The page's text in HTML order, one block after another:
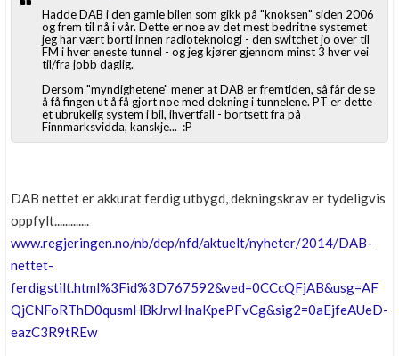
Hadde DAB i den gamle bilen som gikk på "knoksen" siden 2006
og frem til nå i vår. Dette er noe av det mest bedritne systemet
jeg har vært borti innen radioteknologi - den switchet jo over til
FM i hver eneste tunnel - og jeg kjører gjennom minst 3 hver vei
til/fra jobb daglig.
Dersom "myndighetene" mener at DAB er fremtiden, så får de se
å få fingen ut å få gjort noe med dekning i tunnelene. PT er dette
et ubrukelig system i bil, ihvertfall - bortsett fra på
Finnmarksvidda, kanskje... :P
DAB nettet er akkurat ferdig utbygd, dekningskrav er tydeligvis
oppfylt.............
www.regjeringen.no/nb/dep/nfd/aktuelt/nyheter/2014/DAB-
nettet-
ferdigstilt.html%3Fid%3D767592&ved=0CCcQFjAB&usg=AF
QjCNFoRThD0qusmHBkJrwHnaKpePFvCg&sig2=0aEjfeAUeD-
eazC3R9tREw